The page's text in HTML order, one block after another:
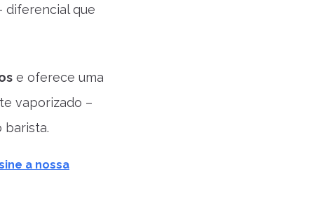
diferencial que
e oferece uma
vaporizado –
barista.
a nossa